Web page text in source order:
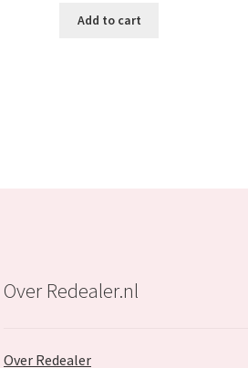
was:
Add to cart
Over Redealer.nl
Over Redealer